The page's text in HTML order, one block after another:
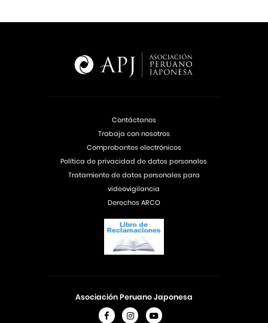
Asociación Peruano Japonesa
Contáctanos
Trabaja con nosotros
Comprobantes electrónicos
Política de privacidad de datos personales
Tratamiento de datos personales para
videovigilancia
Derechos ARCO